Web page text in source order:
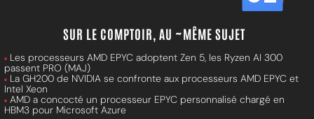
SUR LE COMPTOIR, AU ~MÊME SUJET
Les processeurs AMD EPYC adoptent Zen 5, les Ryzen AI 300
passent PRO (MAJ)
La GH200 de NVIDIA se confronte aux processeurs AMD EPYC et
Intel Xeon
AMD a concocté un processeur EPYC personnalisé chargé en
HBM3 pour Microsoft Azure